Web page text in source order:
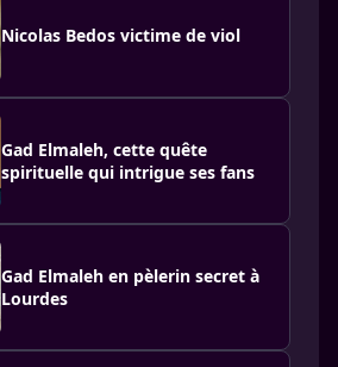
Nicolas Bedos victime de viol
Gad Elmaleh, cette quête
spirituelle qui intrigue ses fans
Gad Elmaleh en pèlerin secret à
Lourdes